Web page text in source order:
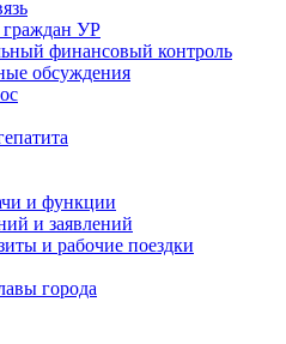
УР
финансовый контроль
обсуждения
и функции
и заявлений
и рабочие поездки
города